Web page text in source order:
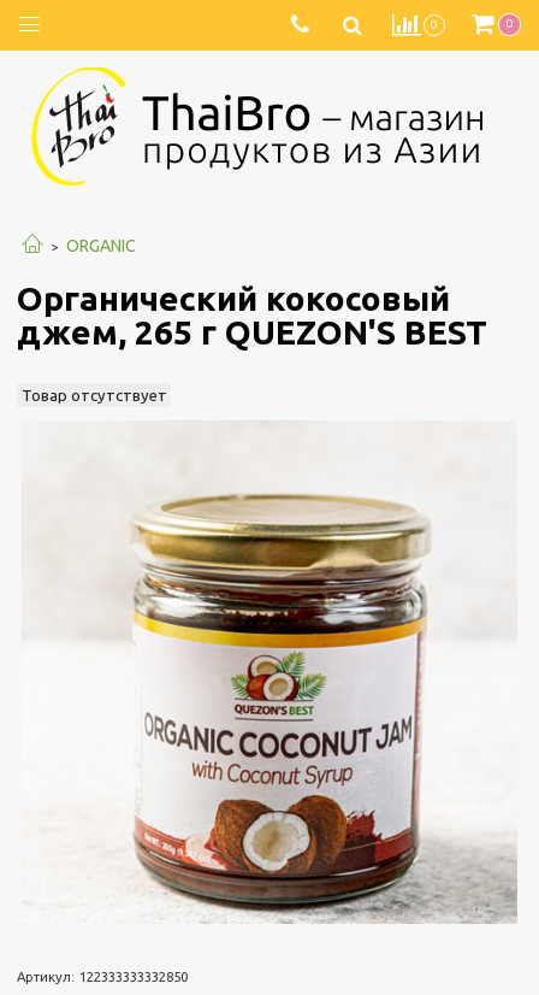
0 0
ORGANIC
Органический кокосовый
джем, 265 г QUEZON'S BEST
Товар отсутствует
Артикул: 122333333332850